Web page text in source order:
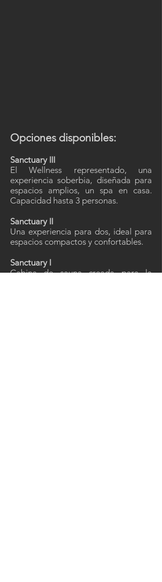
Opciones disponibles:
Sanctuary III
El Wellness representado, una
experiencia soberbia, diseñada para
espacios amplios, un spa en casa.
Capacidad hasta 3 personas.
Sanctuary II
Una experiencia para dos, ideal para
espacios compactos y confortables.
Sanctuary I
Cabina de sauna creada para la